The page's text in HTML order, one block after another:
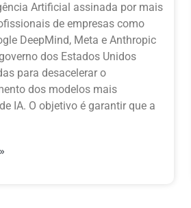
Artificial assinada por mais
de empresas como
DeepMind, Meta e Anthropic
dos Estados Unidos
para desacelerar o
dos modelos mais
IA. O objetivo é garantir que a